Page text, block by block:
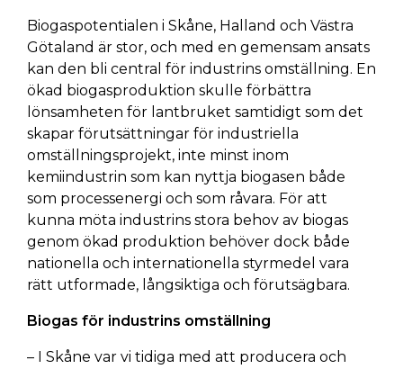
Biogaspotentialen i Skåne, Halland och Västra
Götaland är stor, och med en gemensam ansats
kan den bli central för industrins omställning. En
ökad biogasproduktion skulle förbättra
lönsamheten för lantbruket samtidigt som det
skapar förutsättningar för industriella
omställningsprojekt, inte minst inom
kemiindustrin som kan nyttja biogasen både
som processenergi och som råvara. För att
kunna möta industrins stora behov av biogas
genom ökad produktion behöver dock både
nationella och internationella styrmedel vara
rätt utformade, långsiktiga och förutsägbara.
Biogas för industrins omställning
– I Skåne var vi tidiga med att producera och